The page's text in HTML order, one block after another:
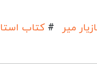
میر # کتاب